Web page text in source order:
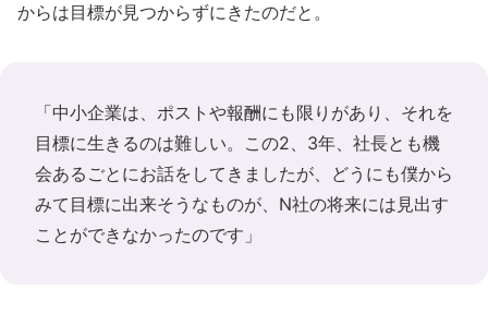
からは目標が見つからずにきたのだと。
「中小企業は、ポストや報酬にも限りがあり、それを
目標に生きるのは難しい。この2、3年、社長とも機
会あるごとにお話をしてきましたが、どうにも僕から
みて目標に出来そうなものが、N社の将来には見出す
ことができなかったのです」